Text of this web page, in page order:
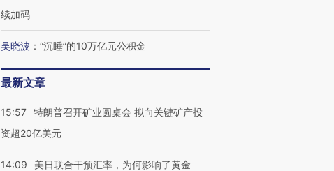
续加码
吴晓波 ： “沉睡”的10万亿元公积金
最新文章
15:57 特朗普召开矿业圆桌会 拟向关键矿产投
资超20亿美元
14:09 美日联合干预汇率，为何影响了黄金